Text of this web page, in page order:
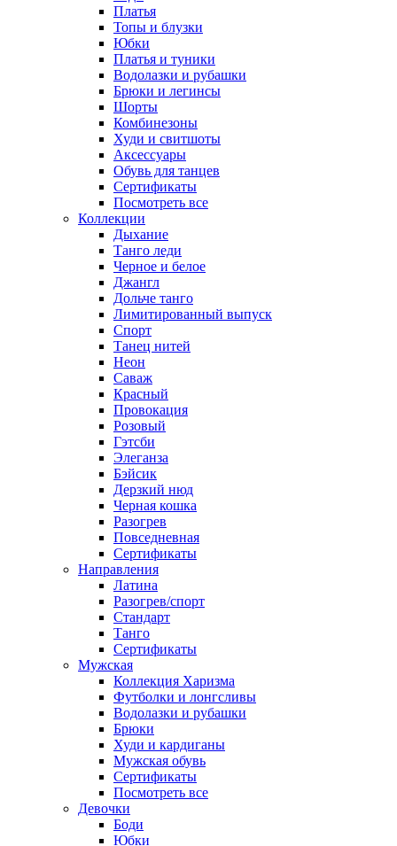
Платья
Топы и блузки
Юбки
Платья и туники
Водолазки и рубашки
Брюки и легинсы
Шорты
Комбинезоны
Худи и свитшоты
Аксессуары
Обувь для танцев
Сертификаты
Посмотреть все
Коллекции
Дыхание
Танго леди
Черное и белое
Джангл
Дольче танго
Лимитированный выпуск
Спорт
Танец нитей
Неон
Саваж
Красный
Провокация
Розовый
Гэтсби
Элеганза
Бэйсик
Дерзкий нюд
Черная кошка
Разогрев
Повседневная
Сертификаты
Направления
Латина
Разогрев/спорт
Стандарт
Танго
Сертификаты
Мужская
Коллекция Харизма
Футболки и лонгсливы
Водолазки и рубашки
Брюки
Худи и кардиганы
Мужская обувь
Сертификаты
Посмотреть все
Девочки
Боди
Юбки